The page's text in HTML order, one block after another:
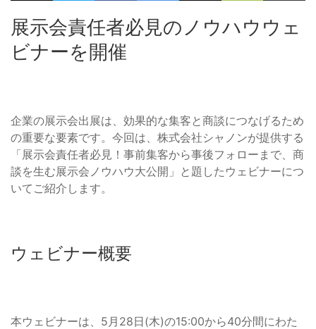
展示会責任者必見のノウハウウェ
ビナーを開催
企業の展示会出展は、効果的な集客と商談につなげるため
の重要な要素です。今回は、株式会社シャノンが提供する
「展示会責任者必見！事前集客から事後フォローまで、商
談を生む展示会ノウハウ大公開」と題したウェビナーにつ
いてご紹介します。
ウェビナー概要
本ウェビナーは、5月28日(木)の15:00から40分間にわた